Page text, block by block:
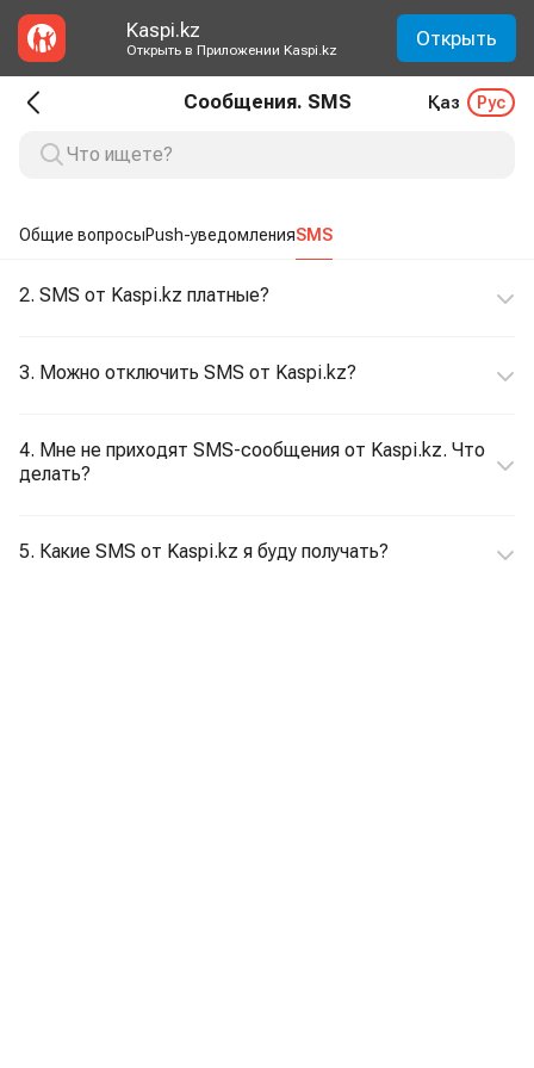
Kaspi.kz
Открыть в Приложении Kaspi.kz Открыть
Сообщения. SMS Қаз Рус
Общие вопросыPush-уведомленияSMS
2. SMS от Kaspi.kz платные?
3. Можно отключить SMS от Kaspi.kz?
4. Мне не приходят SMS-сообщения от Kaspi.kz. Что
делать?
5. Какие SMS от Kaspi.kz я буду получать?